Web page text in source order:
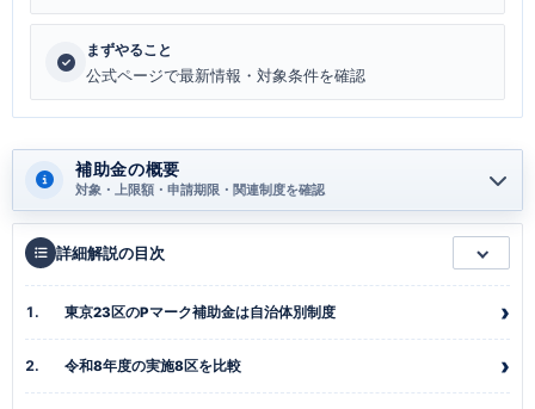
まずやること
公式ページで最新情報・対象条件を確認
補助金の概要
対象・上限額・申請期限・関連制度を確認
詳細解説の目次
東京23区のPマーク補助金は自治体別制度
令和8年度の実施8区を比較